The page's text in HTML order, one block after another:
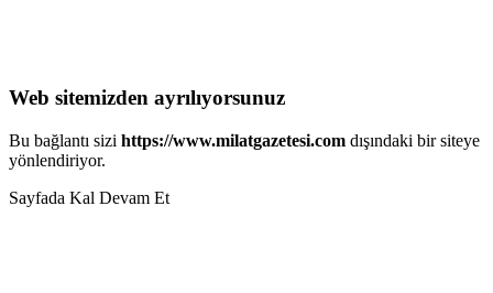
Web sitemizden ayrılıyorsunuz
Bu bağlantı sizi https://www.milatgazetesi.com dışındaki bir siteye
yönlendiriyor.
Sayfada Kal Devam Et